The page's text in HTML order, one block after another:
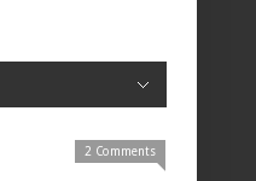
2 Comments